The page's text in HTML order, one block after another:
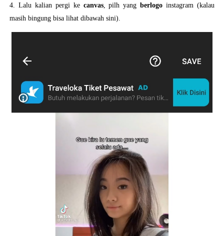
4. Lalu kalian pergi ke canvas, pilh yangberlogoinstagram (kalau
masih bingung bisa lihat dibawah sini).